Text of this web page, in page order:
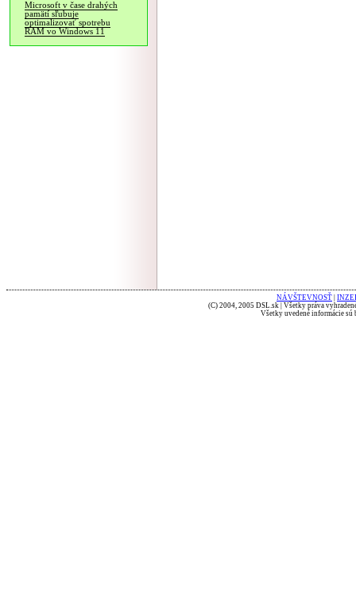
Microsoft v čase drahých
pamätí sľubuje
optimalizovať spotrebu
RAM vo Windows 11
NÁVŠTEVNOSŤ
(C) 2004, 2005 DSL.sk | Všetky práva
Všetky uvedené informácie sú